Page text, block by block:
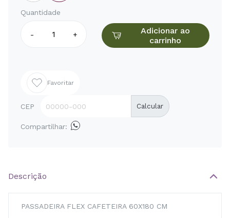
Quantidade
- +
Adicionar ao
carrinho
Favoritar
CEP Calcular
Compartilhar:
Descrição
PASSADEIRA FLEX CAFETEIRA 60X180 CM